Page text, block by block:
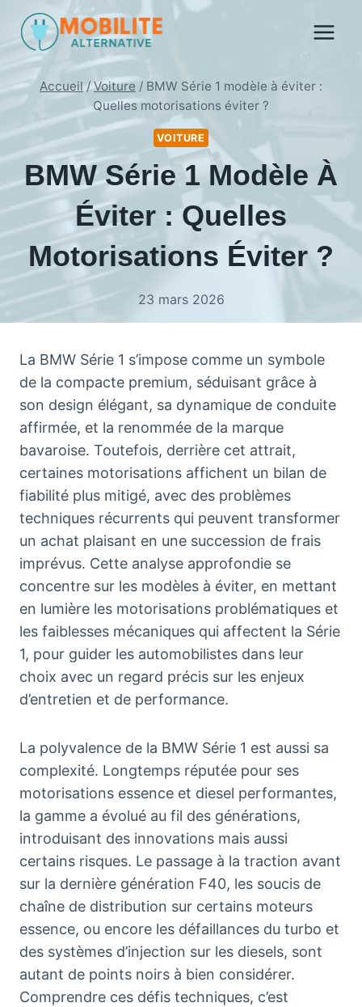
contenu
Accueil / Voiture / BMW Série 1 modèle à éviter :
Quelles motorisations éviter ?
VOITURE
BMW Série 1 Modèle À
Éviter : Quelles
Motorisations Éviter ?
23 mars 2026
La BMW Série 1 s’impose comme un symbole
de la compacte premium, séduisant grâce à
son design élégant, sa dynamique de conduite
affirmée, et la renommée de la marque
bavaroise. Toutefois, derrière cet attrait,
certaines motorisations affichent un bilan de
fiabilité plus mitigé, avec des problèmes
techniques récurrents qui peuvent transformer
un achat plaisant en une succession de frais
imprévus. Cette analyse approfondie se
concentre sur les modèles à éviter, en mettant
en lumière les motorisations problématiques et
les faiblesses mécaniques qui affectent la Série
1, pour guider les automobilistes dans leur
choix avec un regard précis sur les enjeux
d’entretien et de performance.
La polyvalence de la BMW Série 1 est aussi sa
complexité. Longtemps réputée pour ses
motorisations essence et diesel performantes,
la gamme a évolué au fil des générations,
introduisant des innovations mais aussi
certains risques. Le passage à la traction avant
sur la dernière génération F40, les soucis de
chaîne de distribution sur certains moteurs
essence, ou encore les défaillances du turbo et
des systèmes d’injection sur les diesels, sont
autant de points noirs à bien considérer.
Comprendre ces défis techniques, c’est